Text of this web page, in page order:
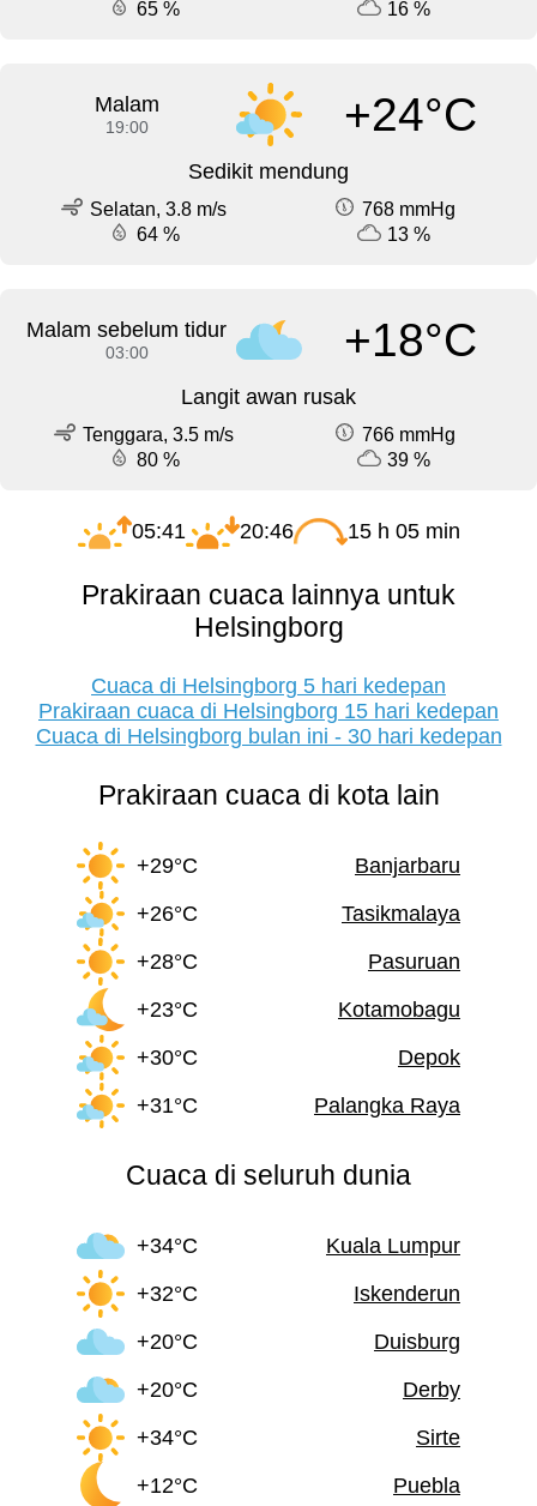
65 %
16 %
Malam
19:00 +24°C
Sedikit mendung
Selatan, 3.8 m/s
768 mmHg
64 %
13 %
Malam sebelum tidur
03:00 +18°C
Langit awan rusak
Tenggara, 3.5 m/s
766 mmHg
80 %
39 %
05:41 20:46 15 h 05 min
Prakiraan cuaca lainnya untuk
Helsingborg
Cuaca di Helsingborg 5 hari kedepan
Prakiraan cuaca di Helsingborg 15 hari kedepan
Cuaca di Helsingborg bulan ini - 30 hari kedepan
Prakiraan cuaca di kota lain
+29°C
Banjarbaru
+26°C
Tasikmalaya
+28°C
Pasuruan
+23°C
Kotamobagu
+30°C
Depok
+31°C
Palangka Raya
Cuaca di seluruh dunia
+34°C
Kuala Lumpur
+32°C
Iskenderun
+20°C
Duisburg
+20°C
Derby
+34°C
Sirte
+12°C
Puebla